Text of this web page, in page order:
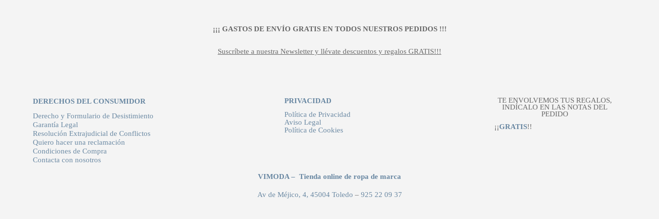
¡¡¡ GASTOS DE ENVÍO GRATIS EN TODOS NUESTROS PEDIDOS !!!
Suscríbete a nuestra Newsletter y llévate descuentos y regalos GRATIS!!!
DERECHOS DEL CONSUMIDOR
Derecho y Formulario de Desistimiento
Garantía Legal
Resolución Extrajudicial de Conflictos
Quiero hacer una reclamación
Condiciones de Compra
Contacta con nosotros
PRIVACIDAD
Política de Privacidad
Aviso Legal
Política de Cookies
TE ENVOLVEMOS TUS REGALOS,
INDÍCALO EN LAS NOTAS DEL
PEDIDO
¡¡GRATIS!!
VIMODA – Tienda online de ropa de marca
Av de Méjico, 4, 45004 Toledo – 925 22 09 37